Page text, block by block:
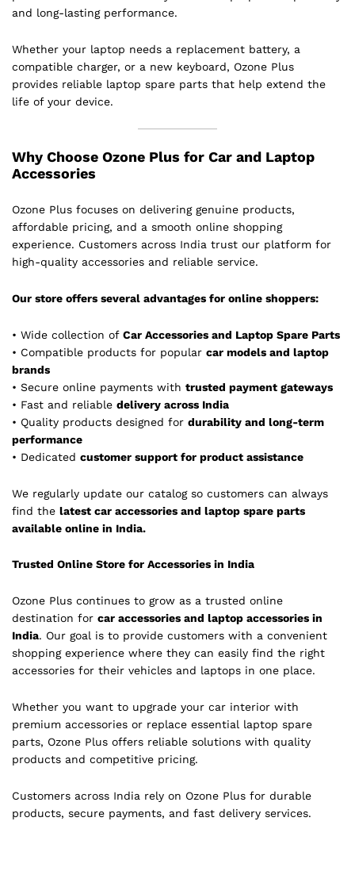
and long-lasting performance.
Whether your laptop needs a replacement battery, a
compatible charger, or a new keyboard, Ozone Plus
provides reliable laptop spare parts that help extend the
life of your device.
Why Choose Ozone Plus for Car and Laptop
Accessories
Ozone Plus focuses on delivering genuine products,
affordable pricing, and a smooth online shopping
experience. Customers across India trust our platform for
high-quality accessories and reliable service.
Our store offers several advantages for online shoppers:
• Wide collection of Car Accessories and Laptop Spare Parts
• Compatible products for popular car models and laptop
brands
• Secure online payments with trusted payment gateways
• Fast and reliable delivery across India
• Quality products designed for durability and long-term
performance
• Dedicated customer support for product assistance
We regularly update our catalog so customers can always
find the latest car accessories and laptop spare parts
available online in India.
Trusted Online Store for Accessories in India
Ozone Plus continues to grow as a trusted online
destination for car accessories and laptop accessories in
India. Our goal is to provide customers with a convenient
shopping experience where they can easily find the right
accessories for their vehicles and laptops in one place.
Whether you want to upgrade your car interior with
premium accessories or replace essential laptop spare
parts, Ozone Plus offers reliable solutions with quality
products and competitive pricing.
Customers across India rely on Ozone Plus for durable
products, secure payments, and fast delivery services.